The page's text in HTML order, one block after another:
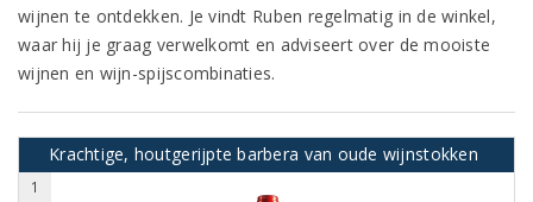
wijnen te ontdekken. Je vindt Ruben regelmatig in de winkel,
waar hij je graag verwelkomt en adviseert over de mooiste
wijnen en wijn-spijscombinaties.
Krachtige, houtgerijpte barbera van oude wijnstokken
1